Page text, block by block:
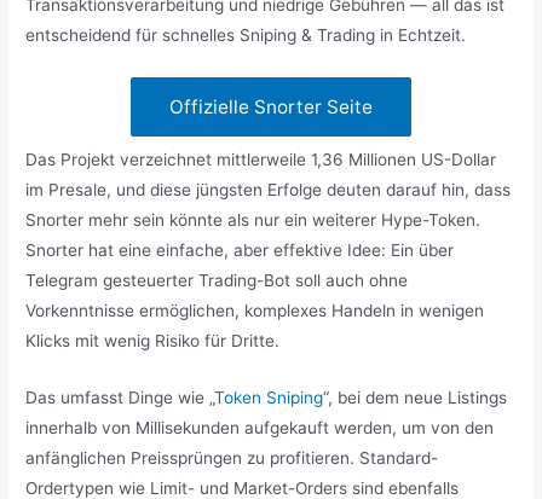
Transaktionsverarbeitung und niedrige Gebühren — all das ist
entscheidend für schnelles Sniping & Trading in Echtzeit.
Offizielle Snorter Seite
Das Projekt verzeichnet mittlerweile 1,36 Millionen US-Dollar
im Presale, und diese jüngsten Erfolge deuten darauf hin, dass
Snorter mehr sein könnte als nur ein weiterer Hype-Token.
Snorter hat eine einfache, aber effektive Idee: Ein über
Telegram gesteuerter Trading-Bot soll auch ohne
Vorkenntnisse ermöglichen, komplexes Handeln in wenigen
Klicks mit wenig Risiko für Dritte.
Das umfasst Dinge wie „Token Sniping“, bei dem neue Listings
innerhalb von Millisekunden aufgekauft werden, um von den
anfänglichen Preissprüngen zu profitieren. Standard-
Ordertypen wie Limit- und Market-Orders sind ebenfalls